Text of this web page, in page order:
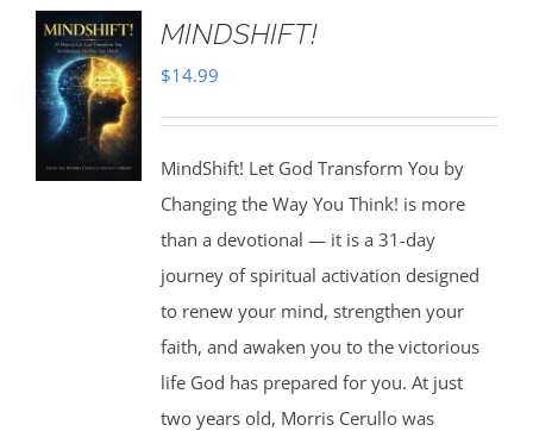
MINDSHIFT!
$14.99
MindShift! Let God Transform You by
Changing the Way You Think! is more
than a devotional — it is a 31-day
journey of spiritual activation designed
to renew your mind, strengthen your
faith, and awaken you to the victorious
life God has prepared for you. At just
two years old, Morris Cerullo was